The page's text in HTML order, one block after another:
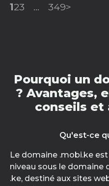
123 ... 349>
Pourquoi un
? Avantages,
conseils et
Qu'est-ce
Le domaine .mobi.ke
niveau sous le domaine
.ke, destiné aux sites